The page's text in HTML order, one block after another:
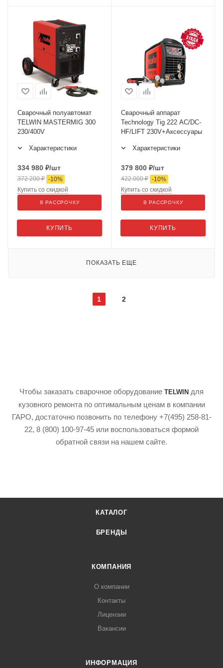
Сварочный полуавтомат
TELWIN MASTERMIG 300
230/400V
Характеристики
334 980 ₽/шт
372 200₽ -10%
КУПИТЬ
Купить со скидкой
В РАССРОЧКУ
Сварочный аппарат
Technology Tig 222 AC/DC-
HF/LIFT 230V+Аксессуары
Характеристики
379 800 ₽/шт
422 000₽ -10%
КУПИТЬ
Купить со скидкой
В РАССРОЧКУ
ПОКАЗАТЬ ЕЩЕ
1 2
Чтобы заказать сварочное оборудование TELWIN для
кузовного ремонта по оптимальным ценам в компании
ГАРО, достаточно позвонить по телефону +7(495) 258-81-
22, 8 (800) 100-97-45 или воспользоваться формой
обратной связи на нашем сайте.
КАТАЛОГ
БРЕНДЫ
КОМПАНИЯ
О компании
Контакты
Лицензии
Вакансии
ИНФОРМАЦИЯ